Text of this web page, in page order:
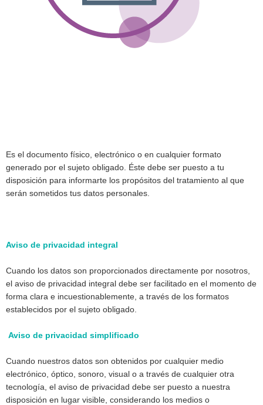
Es el documento físico, electrónico o en cualquier formato
generado por el sujeto obligado. Éste debe ser puesto a tu
disposición para informarte los propósitos del tratamiento al que
serán sometidos tus datos personales.
Aviso de privacidad integral
Cuando los datos son proporcionados directamente por nosotros,
el aviso de privacidad integral debe ser facilitado en el momento de
forma clara e incuestionablemente, a través de los formatos
establecidos por el sujeto obligado.
Aviso de privacidad simplificado
Cuando nuestros datos son obtenidos por cualquier medio
electrónico, óptico, sonoro, visual o a través de cualquier otra
tecnología, el aviso de privacidad debe ser puesto a nuestra
disposición en lugar visible, considerando los medios o